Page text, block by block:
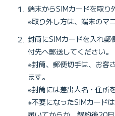
端末からSIMカードを取り
※取り外し方は、端末のマ
封筒にSIMカードを入れ郵
付先へ郵送してください。
※封筒、郵便切手は、お客
ます。
※封筒には差出人名・住所
※不要になったSIMカード